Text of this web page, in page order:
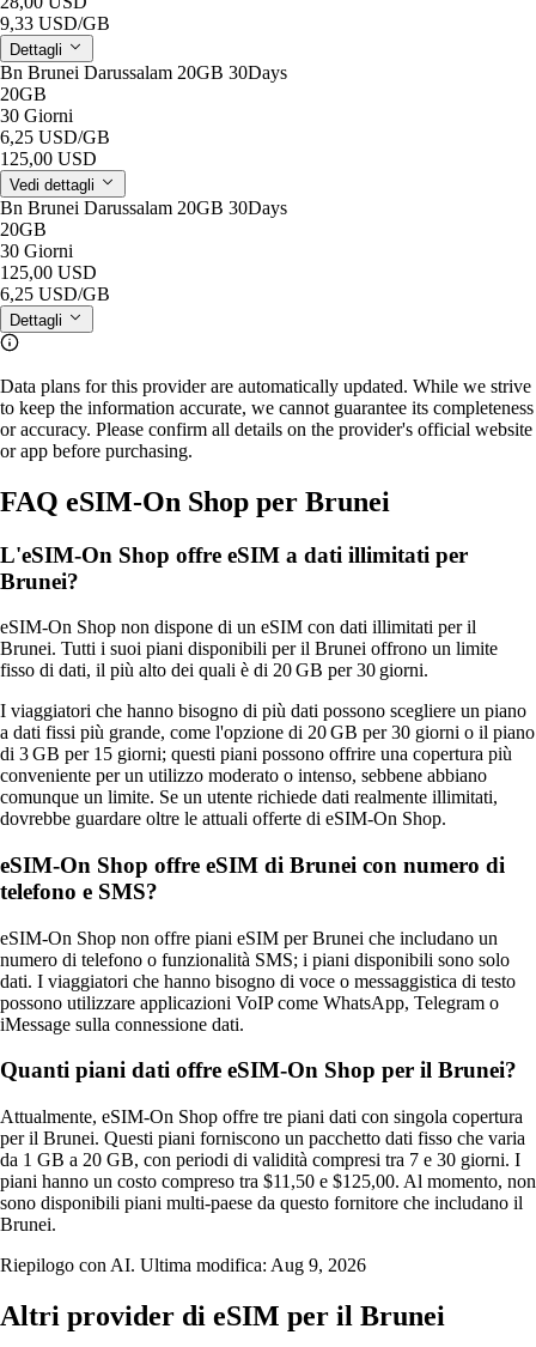
9,33 USD/GB
Dettagli
Bn Brunei Darussalam 20GB 30Days
20GB
30 Giorni
6,25 USD/GB
125,00 USD
Vedi dettagli
Bn Brunei Darussalam 20GB 30Days
20GB
30 Giorni
125,00 USD
6,25 USD/GB
Dettagli
Data plans for this provider are automatically updated. While we strive
to keep the information accurate, we cannot guarantee its completeness
or accuracy. Please confirm all details on the provider's official website
or app before purchasing.
FAQ eSIM-On Shop per Brunei
L'eSIM-On Shop offre eSIM a dati illimitati per
Brunei?
eSIM‑On Shop non dispone di un eSIM con dati illimitati per il
Brunei. Tutti i suoi piani disponibili per il Brunei offrono un limite
fisso di dati, il più alto dei quali è di 20 GB per 30 giorni.
I viaggiatori che hanno bisogno di più dati possono scegliere un piano
a dati fissi più grande, come l'opzione di 20 GB per 30 giorni o il piano
di 3 GB per 15 giorni; questi piani possono offrire una copertura più
conveniente per un utilizzo moderato o intenso, sebbene abbiano
comunque un limite. Se un utente richiede dati realmente illimitati,
dovrebbe guardare oltre le attuali offerte di eSIM‑On Shop.
eSIM-On Shop offre eSIM di Brunei con numero di
telefono e SMS?
eSIM‑On Shop non offre piani eSIM per Brunei che includano un
numero di telefono o funzionalità SMS; i piani disponibili sono solo
dati. I viaggiatori che hanno bisogno di voce o messaggistica di testo
possono utilizzare applicazioni VoIP come WhatsApp, Telegram o
iMessage sulla connessione dati.
Quanti piani dati offre eSIM-On Shop per il Brunei?
Attualmente, eSIM-On Shop offre tre piani dati con singola copertura
per il Brunei. Questi piani forniscono un pacchetto dati fisso che varia
da 1 GB a 20 GB, con periodi di validità compresi tra 7 e 30 giorni. I
piani hanno un costo compreso tra $11,50 e $125,00. Al momento, non
sono disponibili piani multi-paese da questo fornitore che includano il
Brunei.
Riepilogo con AI. Ultima modifica: Aug 9, 2026
Altri provider di eSIM per il Brunei